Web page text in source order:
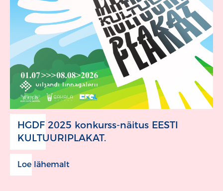
HGDF 2025 konkurss-näitus EESTI
KULTUURIPLAKAT.
Loe lähemalt